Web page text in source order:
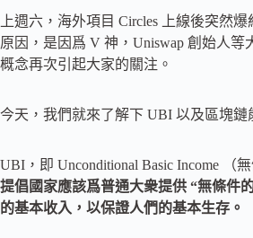
上週六，海外項目 Circles 上線後突然
原因，是因爲 V 神，Uniswap 創始人
概念再次引起大家的關注。
今天，我們就來了解下 UBI 以及區塊鏈
UBI，即 Unconditional Basic Income （
提倡國家應該爲普通大衆提供 “無條件
的基本收入，以保證人們的基本生存。